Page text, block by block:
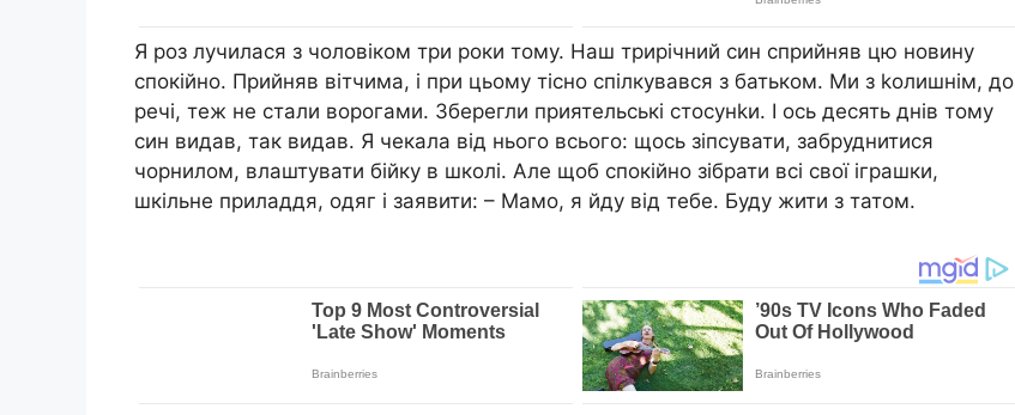
Я роз лучилася з чоловіком три роки тому. Наш трирічний син сприйняв цю новину
спокійно. Прийняв вітчима, і при цьому тісно спілкувався з батьком. Ми з kолишнім, до
речі, теж не стали ворогами. Зберегли приятельські стосунkи. І ось десять днів тому
син видав, так видав. Я чекала від нього всього: щось зіпсувати, забруднитися
чорнилом, влаштувати бійку в школі. Але щоб спокійно зібрати всі свої іграшки,
шкільне приладдя, одяг і заявити: – Мамо, я йду від тебе. Буду жити з татом.